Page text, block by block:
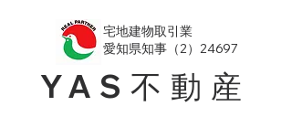
YAS不動産
​宅地建物取引業
愛知県知事（2）24697